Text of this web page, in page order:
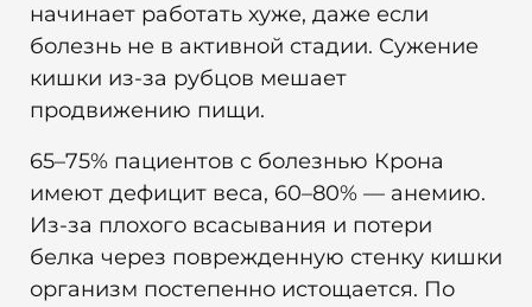
начинает работать хуже, даже если
болезнь не в активной стадии. Сужение
кишки из-за рубцов мешает
продвижению пищи.
65–75% пациентов с болезнью Крона
имеют дефицит веса, 60–80% — анемию.
Из-за плохого всасывания и потери
белка через поврежденную стенку кишки
организм постепенно истощается. По